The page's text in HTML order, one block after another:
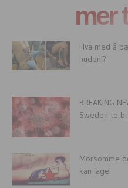
mer
Hva med å
huden!?
BREAKING
Sweden to
Morsomme
kan lage!